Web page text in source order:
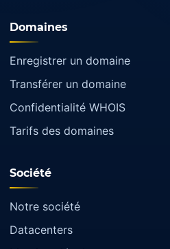
Domaines
Enregistrer un domaine
Transférer un domaine
Confidentialité WHOIS
Tarifs des domaines
Société
Notre société
Datacenters